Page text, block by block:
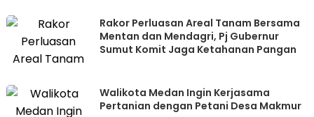
Rakor Perluasan Areal Tanam Bersama
Mentan dan Mendagri, Pj Gubernur
Sumut Komit Jaga Ketahanan Pangan
Walikota Medan Ingin Kerjasama
Pertanian dengan Petani Desa Makmur